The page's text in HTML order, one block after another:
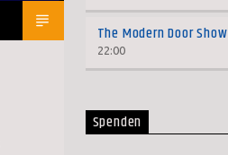
The Modern Door Show
22:00
Spenden